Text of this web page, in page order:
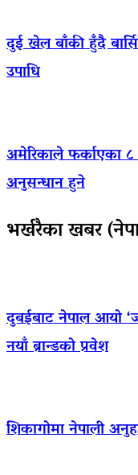
दुई खेल बाँकी हुँदै
उपाधि
अमेरिकाले फर्काएका ८
अनुसन्धान हुने
भर्खरैका खबर
दुबईबाट नेपाल आयो
नयाँ ब्रान्डको प्रवेश
शिकागोमा नेपाली